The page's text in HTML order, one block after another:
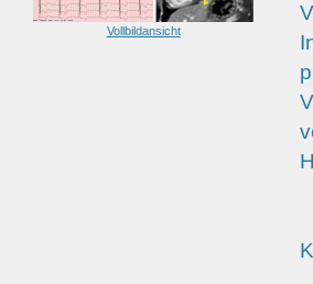
Vollbildansicht